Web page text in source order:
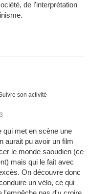
de l'interprétation
son activité
qui met en scène une
aurait pu avoir un film
le monde saoudien (ce
mais qui le fait avec
On découvre donc
un vélo, ce qui